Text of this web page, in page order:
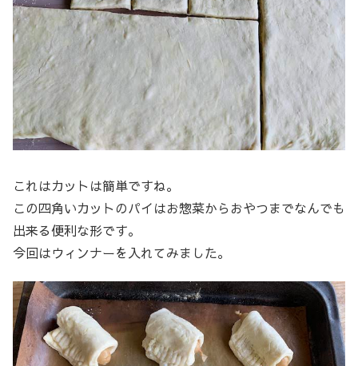
これはカットは簡単ですね。
この四角いカットのパイはお惣菜からおやつまでなんでも
出来る便利な形です。
今回はウィンナーを入れてみました。